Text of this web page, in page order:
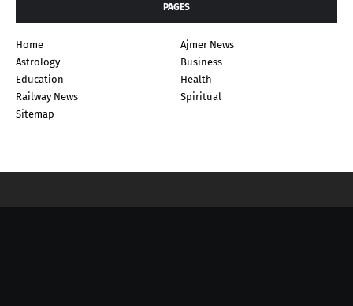
PAGES
Home
Ajmer News
Astrology
Business
Education
Health
Railway News
Spiritual
Sitemap